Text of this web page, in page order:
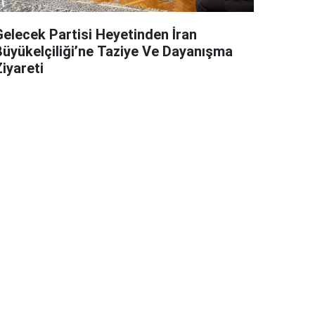
Partisi Heyetinden İran
Taziye Ve Dayanışma